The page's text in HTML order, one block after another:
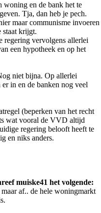
woning en de bank het te
Tja, dan heb je pech.
maar communisme invoeren
staat krijgt.
regering vervolgens allerlei
een hypotheek en op het
niet bijna. Op allerlei
in en de banken nog veel
(beperken van het recht
wat vooral de VVD altijd
regering belooft heeft te
en niks anders.
muiske41 het volgende:
af.. de hele woningmarkt